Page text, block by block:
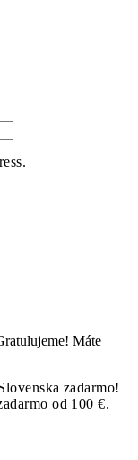
Máte
zadarmo!
od 100 €.